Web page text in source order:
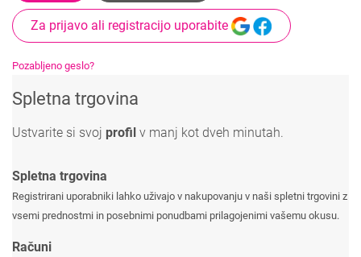
Za prijavo ali registracijo uporabite
Pozabljeno geslo?
Spletna trgovina
Ustvarite si svoj profil v manj kot dveh minutah.
Spletna trgovina
Registrirani uporabniki lahko uživajo v nakupovanju v naši spletni trgovini z
vsemi prednostmi in posebnimi ponudbami prilagojenimi vašemu okusu.
Računi